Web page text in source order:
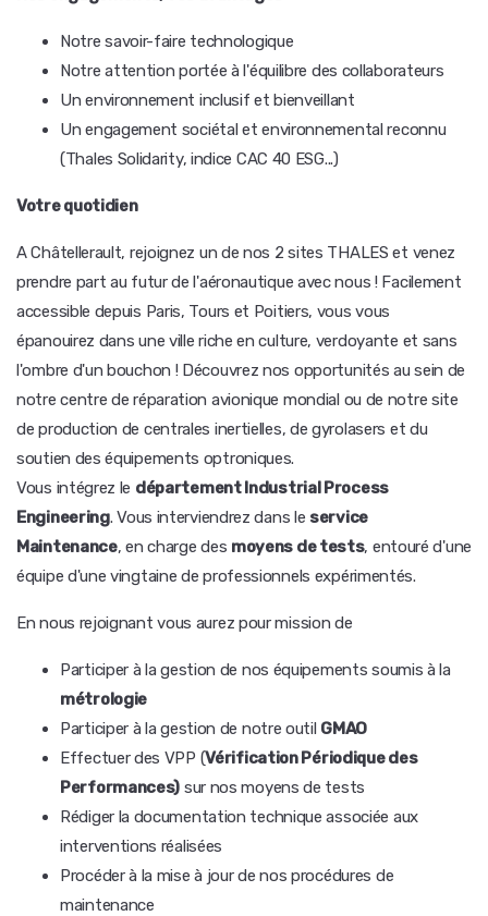
Notre savoir-faire technologique
Notre attention portée à l'équilibre des collaborateurs
Un environnement inclusif et bienveillant
Un engagement sociétal et environnemental reconnu
(Thales Solidarity, indice CAC 40 ESG...)
Votre quotidien
A Châtellerault, rejoignez un de nos 2 sites THALES et venez
prendre part au futur de l'aéronautique avec nous ! Facilement
accessible depuis Paris, Tours et Poitiers, vous vous
épanouirez dans une ville riche en culture, verdoyante et sans
l'ombre d'un bouchon ! Découvrez nos opportunités au sein de
notre centre de réparation avionique mondial ou de notre site
de production de centrales inertielles, de gyrolasers et du
soutien des équipements optroniques.
Vous intégrez le département Industrial Process
Engineering. Vous interviendrez dans le service
Maintenance, en charge des moyens de tests, entouré d'une
équipe d'une vingtaine de professionnels expérimentés.
En nous rejoignant vous aurez pour mission de
Participer à la gestion de nos équipements soumis à la
métrologie
Participer à la gestion de notre outil GMAO
Effectuer des VPP (Vérification Périodique des
Performances) sur nos moyens de tests
Rédiger la documentation technique associée aux
interventions réalisées
Procéder à la mise à jour de nos procédures de
maintenance